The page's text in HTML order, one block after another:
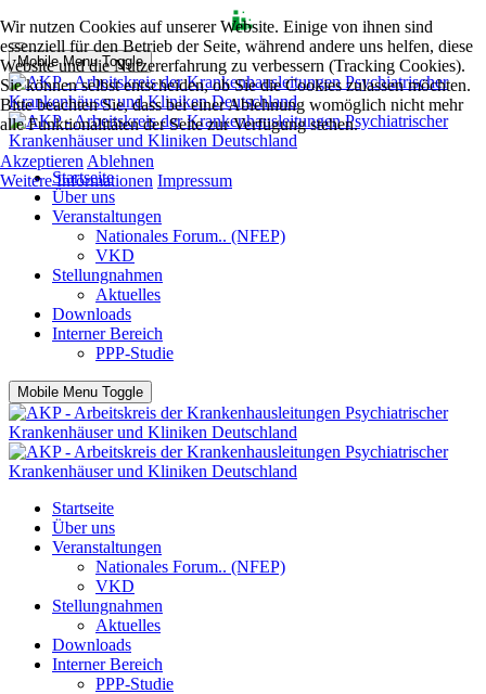
Mobile Menu Toggle
Startseite
Über uns
Veranstaltungen
Nationales Forum.. (NFEP)
VKD
Stellungnahmen
Aktuelles
Downloads
Interner Bereich
PPP-Studie
Mobile Menu Toggle
Startseite
Über uns
Veranstaltungen
Nationales Forum.. (NFEP)
VKD
Stellungnahmen
Aktuelles
Downloads
Interner Bereich
PPP-Studie
Wir nutzen Cookies auf unserer Website. Einige von ihnen sind
essenziell für den Betrieb der Seite, während andere uns helfen, diese
Website und die Nutzererfahrung zu verbessern (Tracking Cookies).
Sie können selbst entscheiden, ob Sie die Cookies zulassen möchten.
Bitte beachten Sie, dass bei einer Ablehnung womöglich nicht mehr
alle Funktionalitäten der Seite zur Verfügung stehen.
Akzeptieren Ablehnen
Weitere Informationen Impressum